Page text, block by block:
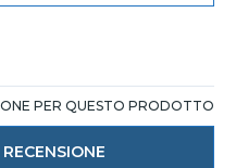
PER QUESTO PRODOTTO